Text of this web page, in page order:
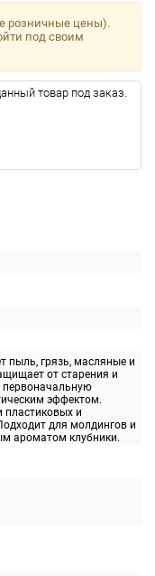
пыль, грязь, масляные и
от старения и
первоначальную
эффектом.
пластиковых и
для молдингов и
ароматом клубники.
розничные цены).
под своим
товар под заказ.